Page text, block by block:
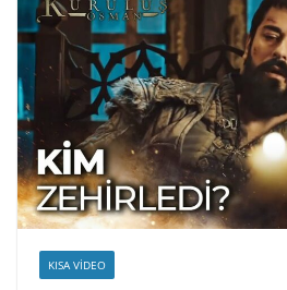
KISA VIDEO